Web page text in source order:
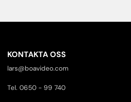
KONTAKTA OSS
lars@boavideo.com
Tel. 0650 - 99 740